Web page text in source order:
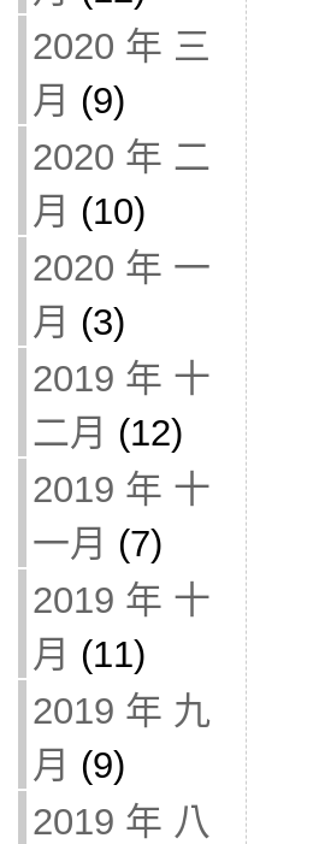
2020 年 三
月 (9)
2020 年 二
月 (10)
2020 年 一
月 (3)
2019 年 十
二月 (12)
2019 年 十
一月 (7)
2019 年 十
月 (11)
2019 年 九
月 (9)
2019 年 八